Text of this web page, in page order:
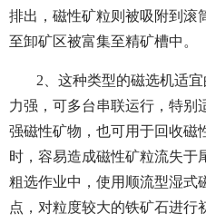
排出，磁性矿粒则被吸附到滚
至卸矿区被富集至精矿槽中。
2、这种类型的磁选机适
力强，可多台串联运行，特别
强磁性矿物，也可用于回收磁
时，容易造成磁性矿粒流失于
粗选作业中，使用顺流型湿式
点，对粒度较大的铁矿石进行